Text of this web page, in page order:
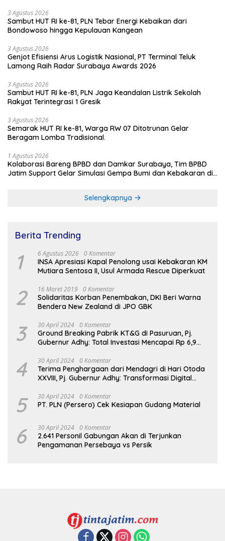
3 Agustus 2026
Sambut HUT RI ke-81, PLN Tebar Energi Kebaikan dari
Bondowoso hingga Kepulauan Kangean
3 Agustus 2026
Genjot Efisiensi Arus Logistik Nasional, PT Terminal Teluk
Lamong Raih Radar Surabaya Awards 2026
3 Agustus 2026
Sambut HUT RI ke-81, PLN Jaga Keandalan Listrik Sekolah
Rakyat Terintegrasi 1 Gresik
3 Agustus 2026
Semarak HUT RI ke-81, Warga RW 07 Ditotrunan Gelar
Beragam Lomba Tradisional.
1 Agustus 2026
Kolaborasi Bareng BPBD dan Damkar Surabaya, Tim BPBD
Jatim Support Gelar Simulasi Gempa Bumi dan Kebakaran di
Selengkapnya
Berita Trending
1 6 Agustus 2026 0 Komentar
INSA Apresiasi Kapal Penolong usai Kebakaran KM
Mutiara Sentosa II, Usul Armada Rescue Diperkuat
2 16 Maret 2019 0 Komentar
Solidaritas Korban Penembakan, DKI Beri Warna
Bendera New Zealand di JPO GBK
3 30 April 2024 0 Komentar
Ground Breaking Pabrik KT&G di Pasuruan, Pj.
Gubernur Adhy: Total Investasi Mencapai Rp 6,9
4 30 April 2024 0 Komentar
Terima Penghargaan dari Mendagri di Hari Otoda
XXVIII, Pj. Gubernur Adhy: Transformasi Digital
Keberhasilan Jatim
5 30 April 2024 0 Komentar
PT. PLN (Persero) Cek Kesiapan Gudang Material
6 30 April 2024 0 Komentar
2.641 Personil Gabungan Akan di Terjunkan
Pengamanan Persebaya vs Persik